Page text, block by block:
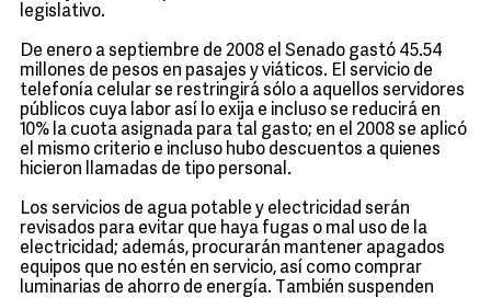
legislativo.
De enero a septiembre de 2008 el Senado gastó 45.54
millones de pesos en pasajes y viáticos. El servicio de
telefonía celular se restringirá sólo a aquellos servidores
públicos cuya labor así lo exija e incluso se reducirá en
10% la cuota asignada para tal gasto; en el 2008 se aplicó
el mismo criterio e incluso hubo descuentos a quienes
hicieron llamadas de tipo personal.
Los servicios de agua potable y electricidad serán
revisados para evitar que haya fugas o mal uso de la
electricidad; además, procurarán mantener apagados
equipos que no estén en servicio, así como comprar
luminarias de ahorro de energía. También suspenden